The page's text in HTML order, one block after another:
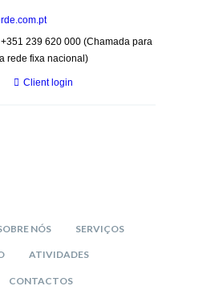
239 620 000 (Chamada para
a rede fixa nacional)
Client login
NÓS SERVIÇOS
ATIVIDADES
CONTACTOS